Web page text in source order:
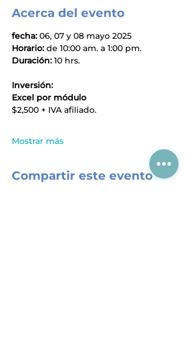
Acerca del evento
fecha: 06, 07 y 08 mayo 2025
Horario: de 10:00 am. a 1:00 pm.
Duración: 10 hrs.
Inversión:
Excel por módulo
$2,500 + IVA afiliado.
Mostrar más
Compartir este evento